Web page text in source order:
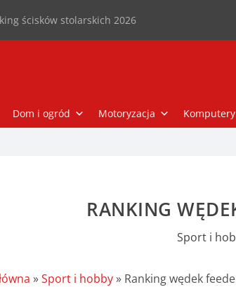
ścisków stolarskich 2026
Dom i ogród Motoryzacja
RANKING
Sport i
»Sport i hobby» Ranking wędek